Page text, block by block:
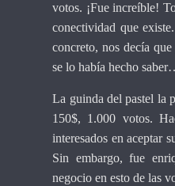
votos. ¡Fue increíble!
conectividad que
concreto, nos decía
se lo había hecho
La guinda del pastel la
150$, 1.000 votos.
interesados en aceptar
Sin embargo, fue
negocio en esto de las